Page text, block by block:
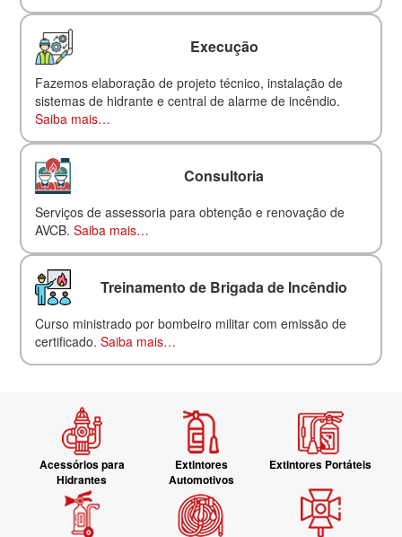
Execução
Fazemos elaboração de projeto técnico, instalação de
sistemas de hidrante e central de alarme de incêndio.
Saiba mais…
Consultoria
Serviços de assessoria para obtenção e renovação de
AVCB.Saiba mais…
Treinamento de Brigada de Incêndio
Curso ministrado por bombeiro militar com emissão de
certificado.Saiba mais…
Acessórios para
Hidrantes
Extintores
Automotivos
Extintores Portáteis